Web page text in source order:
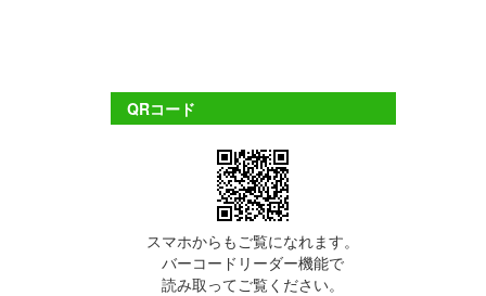
QRコード
スマホからもご覧になれます。
バーコードリーダー機能で
読み取ってご覧ください。